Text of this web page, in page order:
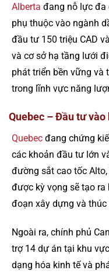
Alberta đang nỗ lực đa
phụ thuộc vào ngành
đầu tư 150 triệu CAD
và cơ sở hạ tầng lưới
phát triển bền vững và
trong lĩnh vực năng
Quebec – Đầu tư vào
Quebec đang chứng
các khoản đầu tư lớn
đường sắt cao tốc Alto,
được kỳ vọng sẽ tạo
đoạn xây dựng và
Ngoài ra, chính phủ
trợ 14 dự án tại khu
dạng hóa kinh tế và